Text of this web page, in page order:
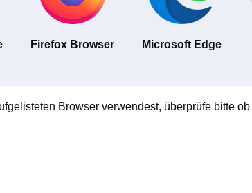
Firefox Browser Microsoft Edge
Browser verwendest, überprüfe bitte